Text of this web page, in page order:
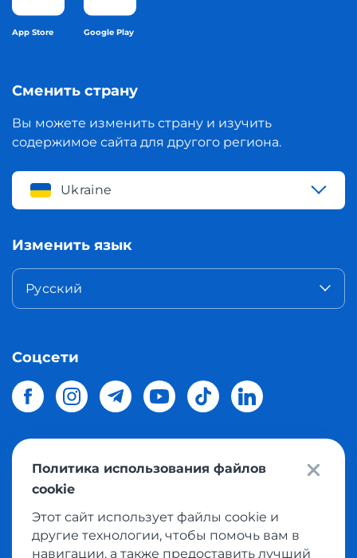
App Store Google Play
Сменить страну
Вы можете изменить страну и изучить
содержимое сайта для другого региона.
Ukraine
Изменить язык
Русский
Соцсети
© 2026 Meest Shoppingдоставка покупок с интернет
магазинов мира в Украину.
Политика конфиденциальности
Политика использования файлов
cookie
Этот сайт использует файлы cookie и
другие технологии, чтобы помочь вам в
навигации, а также предоставить лучший